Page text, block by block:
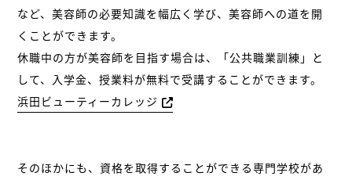
など、美容師の必要知識を幅広く学び、美容師への道を開
くことができます。
休職中の方が美容師を目指す場合は、「公共職業訓練」と
して、入学金、授業料が無料で受講することができます。
浜田ビューティーカレッジ
そのほかにも、資格を取得することができる専門学校があ